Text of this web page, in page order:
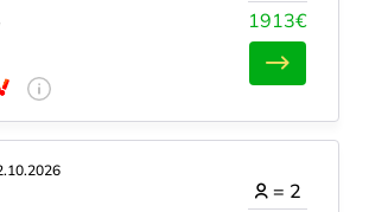
1913€
= 2